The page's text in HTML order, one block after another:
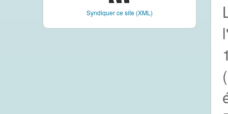
Syndiquer ce site (XML)